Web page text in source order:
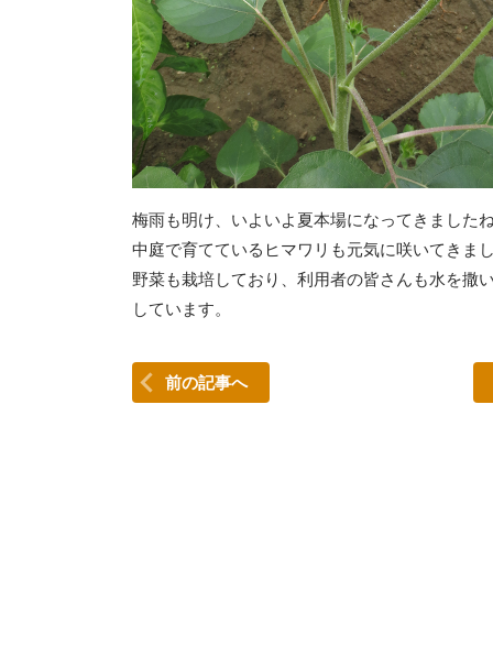
梅雨も明け、いよいよ夏本場になってきました
中庭で育てているヒマワリも元気に咲いてきま
野菜も栽培しており、利用者の皆さんも水を撒
しています。
前の記事へ